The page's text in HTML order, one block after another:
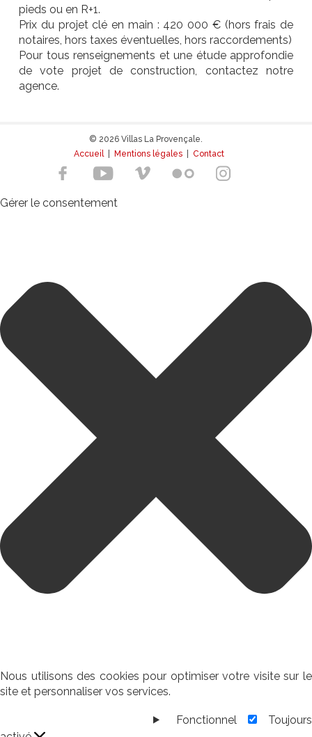
pieds ou en R+1.
Prix du projet clé en main : 420 000 € (hors frais de
notaires, hors taxes éventuelles, hors raccordements)
Pour tous renseignements et une étude approfondie
de vote projet de construction, contactez notre
agence.
© 2026 Villas La Provençale.
Accueil| Mentions légales Contact
Gérer le consentement
Nous utilisons des cookies pour optimiser votre visite sur le
site et personnaliser vos services.
Fonctionnel
Toujours